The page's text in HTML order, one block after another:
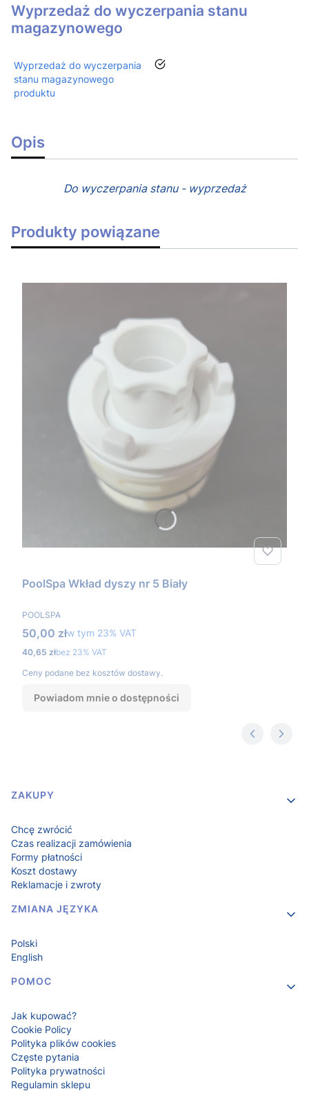
Wyprzedaż do wyczerpania stanu
magazynowego
Wyprzedaż do wyczerpania
stanu magazynowego
produktu
tak
Opis
Do wyczerpania stanu - wyprzedaż
Produkty powiązane
PoolSpa Wkład dyszy nr 5 Biały
PRODUCENT
POOLSPA
Cena brutto
50,00 złw tym %s VAT
w tym 23% VAT
Cena netto
40,65 złbez 23% VAT
Ceny podane bez kosztów dostawy.
Powiadom mnie o dostępności
Linki w stopce
ZAKUPY
Chcę zwrócić
Czas realizacji zamówienia
Formy płatności
Koszt dostawy
Reklamacje i zwroty
ZMIANA JĘZYKA
Polski
English
POMOC
Jak kupować?
Cookie Policy
Polityka plików cookies
Częste pytania
Polityka prywatności
Regulamin sklepu